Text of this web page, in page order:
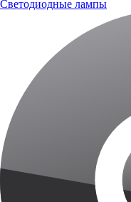
Светодиодные лампы